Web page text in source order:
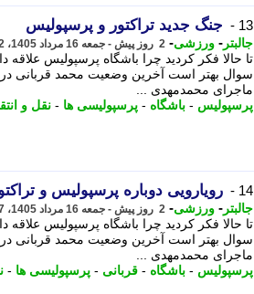
13 - جنگ جدید تراکتور و پرسپولیس
جالبتر - ورزشی- 2 روز پیش - جمعه 16 مرداد 1405، 10:22
تا حالا فکر کردید چرا باشگاه پرسپولیس علاقه
سوال بهتر است آخرین وضعیت محمد قربانی در
ماجرای محمدمهدی ...
پرسپولیس - باشگاه - پرسپولیسی ها - نقل و
14 - رویارویی دوباره پرسپولیس و
جالبتر - ورزشی- 2 روز پیش - جمعه 16 مرداد 1405، 09:17
تا حالا فکر کردید چرا باشگاه پرسپولیس علاقه
سوال بهتر است آخرین وضعیت محمد قربانی در
ماجرای محمدمهدی ...
پرسپولیس - باشگاه - قربانی - پرسپولیسی ها -